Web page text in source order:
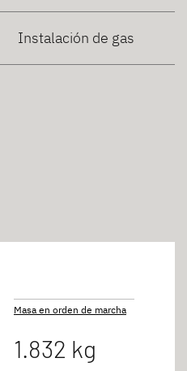
Instalación de gas
Masa en orden de marcha
1.832 kg